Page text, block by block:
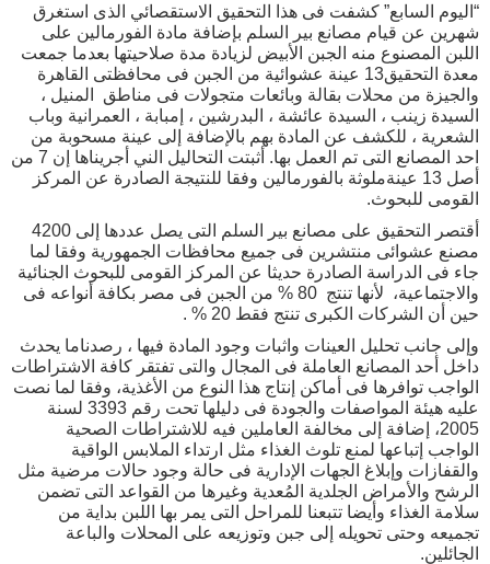
“اليوم السابع” كشفت فى هذا التحقيق الاستقصائي الذى استغرق
شهرين عن قيام مصانع بير السلم بإضافة مادة الفورمالين على
اللبن المصنوع منه الجبن الأبيض لزيادة مدة صلاحيتها بعدما جمعت
معدة التحقيق13 عينة عشوائية من الجبن فى محافظتى القاهرة
والجيزة من محلات بقالة وبائعات متجولات فى مناطق المنيل ،
السيدة زينب ، السيدة عائشة ، البدرشين ، إمبابة ، العمرانية وباب
الشعرية ، للكشف عن المادة بهم بالإضافة إلى عينة مسحوبة من
احد المصانع التى تم العمل بها. أثبتت التحاليل الني أجريناها إن 7 من
أصل 13 عينةملوثة بالفورمالين وفقا للنتيجة الصادرة عن المركز
القومى للبحوث.
أقتصر التحقيق على مصانع بير السلم التى يصل عددها إلى 4200
مصنع عشوائى منتشرين فى جميع محافظات الجمهورية وفقا لما
جاء فى الدراسة الصادرة حديثا عن المركز القومى للبحوث الجنائية
والاجتماعية، لأنها تنتج 80 % من الجبن فى مصر بكافة أنواعه فى
حين أن الشركات الكبرى تنتج فقط 20 % .
وإلى جانب تحليل العينات واثبات وجود المادة فيها ، رصدناما يحدث
داخل أحد المصانع العاملة فى المجال والتى تفتقر كافة الاشتراطات
الواجب توافرها فى أماكن إنتاج هذا النوع من الأغذية، وفقا لما نصت
عليه هيئة المواصفات والجودة فى دليلها تحت رقم 3393 لسنة
2005، إضافة إلى مخالفة العاملين فيه للاشتراطات الصحية
الواجب إتباعها لمنع تلوث الغذاء مثل ارتداء الملابس الواقية
والقفازات وإبلاغ الجهات الإدارية فى حالة وجود حالات مرضية مثل
الرشح والأمراض الجلدية المُعدية وغيرها من القواعد التى تضمن
سلامة الغذاء وأيضا تتبعنا للمراحل التى يمر بها اللبن بداية من
تجميعه وحتى تحويله إلى جبن وتوزيعه على المحلات والباعة
الجائلين.